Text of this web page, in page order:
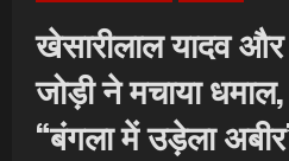
खेसारीलाल यादव और
जोड़ी ने मचाया
“बंगला में उड़ेला